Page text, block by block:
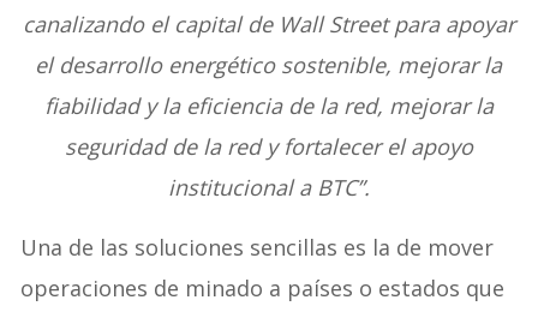
canalizando el capital de Wall Street para apoyar
el desarrollo energético sostenible, mejorar la
fiabilidad y la eficiencia de la red, mejorar la
seguridad de la red y fortalecer el apoyo
institucional a BTC”.
Una de las soluciones sencillas es la de mover
operaciones de minado a países o estados que